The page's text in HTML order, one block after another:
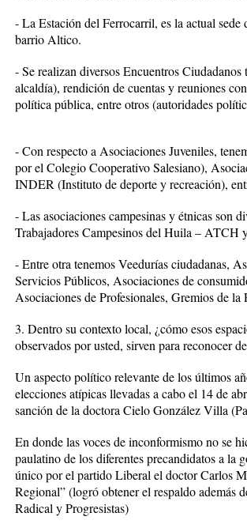
- La Estación del Ferrocarril, es la actual
barrio Altico.
- Se realizan diversos Encuentros
alcaldía), rendición de cuentas y reuniones
política pública, entre otros (autoridades
- Con respecto a Asociaciones Juveniles,
por el Colegio Cooperativo Salesiano),
INDER (Instituto de deporte y recreación),
- Las asociaciones campesinas y étnicas son
Trabajadores Campesinos del Huila –
- Entre otra tenemos Veedurías ciudadanas,
Servicios Públicos, Asociaciones de
Asociaciones de Profesionales, Gremios de
3. Dentro su contexto local, ¿cómo esos
observados por usted, sirven para reconocer
Un aspecto político relevante de los últimos
elecciones atípicas llevadas a cabo el 14 de
sanción de la doctora Cielo González Villa
En donde las voces de inconformismo no se
paulatino de los diferentes precandidatos a la
único por el partido Liberal el doctor Carlos
Regional” (logró obtener el respaldo además
Radical y Progresistas)